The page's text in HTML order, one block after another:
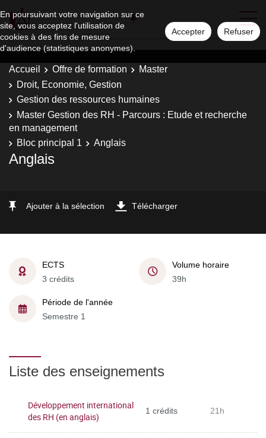
En poursuivant votre navigation sur ce
site, vous acceptez l'utilisation de
cookies à des fins de mesure
d'audience (statistiques anonymes).
Accepter Refuser
Accueil Offre de formation
Master
Droit, Economie, Gestion
Gestion des ressources humaines
Master Gestion des RH - Parcours : Etude et recherche
en management
Bloc principal 1
Anglais
Anglais
Ajouter à la sélection Télécharger
ECTS
3 crédits
Volume horaire
39h
Période de l'année
Semestre 1
Liste des enseignements
Développement international
des RH (en anglais)
1 crédits 21h